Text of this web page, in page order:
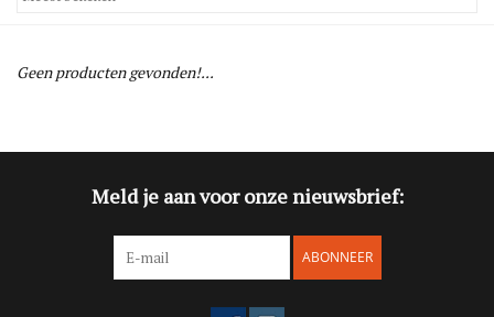
Geen producten gevonden!...
Meld je aan voor onze nieuwsbrief:
ABONNEER